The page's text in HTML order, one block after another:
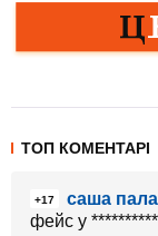
ТОП КОМЕНТАРІ
+17
саша
фейс у